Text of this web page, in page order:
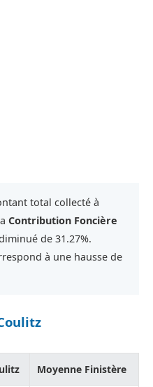
total collecté à
Contribution Foncière
de 31.27%.
à une hausse de
Moyenne Finistère